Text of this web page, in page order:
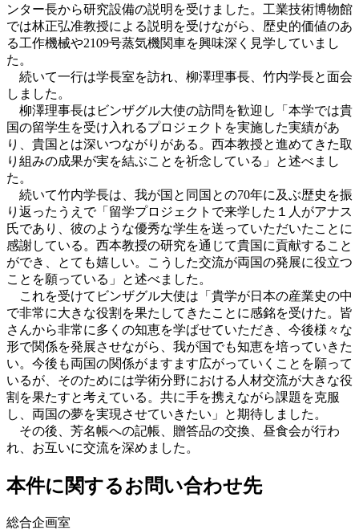
ンター長から研究設備の説明を受けました。工業技術博物館
では林正弘准教授による説明を受けながら、歴史的価値のあ
る工作機械や2109号蒸気機関車を興味深く見学していまし
た。
続いて一行は学長室を訪れ、柳澤理事長、竹内学長と面会
しました。
柳澤理事長はビンザグル大使の訪問を歓迎し「本学では貴
国の留学生を受け入れるプロジェクトを実施した実績があ
り、貴国とは深いつながりがある。西本教授と進めてきた取
り組みの成果が実を結ぶことを祈念している」と述べまし
た。
続いて竹内学長は、我が国と同国との70年に及ぶ歴史を振
り返ったうえで「留学プロジェクトで来学した１人がアナス
氏であり、彼のような優秀な学生を送っていただいたことに
感謝している。西本教授の研究を通じて貴国に貢献すること
ができ、とても嬉しい。こうした交流が両国の発展に役立つ
ことを願っている」と述べました。
これを受けてビンザグル大使は「貴学が日本の産業史の中
で非常に大きな役割を果たしてきたことに感銘を受けた。皆
さんから非常に多くの知恵を学ばせていただき、今後様々な
形で関係を発展させながら、我が国でも知恵を培っていきた
い。今後も両国の関係がますます広がっていくことを願って
いるが、そのためには学術分野における人材交流が大きな役
割を果たすと考えている。共に手を携えながら課題を克服
し、両国の夢を実現させていきたい」と期待しました。
その後、芳名帳への記帳、贈答品の交換、昼食会が行わ
れ、お互いに交流を深めました。
本件に関するお問い合わせ先
総合企画室